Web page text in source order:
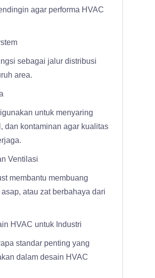
agar performa HVAC
sebagai jalur distribusi
area.
untuk menyaring
dan kontaminan agar kualitas
Ventilasi
membantu membuang
atau zat berbahaya dari
HVAC untuk Industri
standar penting yang
dalam desain HVAC